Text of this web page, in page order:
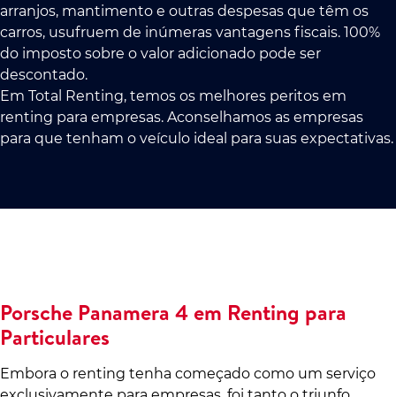
arranjos, mantimento e outras despesas que têm os
carros, usufruem de inúmeras vantagens fiscais. 100%
do imposto sobre o valor adicionado pode ser
descontado.
Em Total Renting, temos os melhores peritos em
renting para empresas. Aconselhamos as empresas
para que tenham o veículo ideal para suas expectativas.
Porsche Panamera 4 em Renting para
Particulares
Embora o renting tenha começado como um serviço